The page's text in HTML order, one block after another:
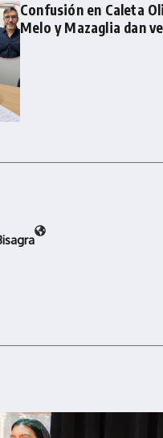
Confusión en Caleta
Melo y Mazaglia dan